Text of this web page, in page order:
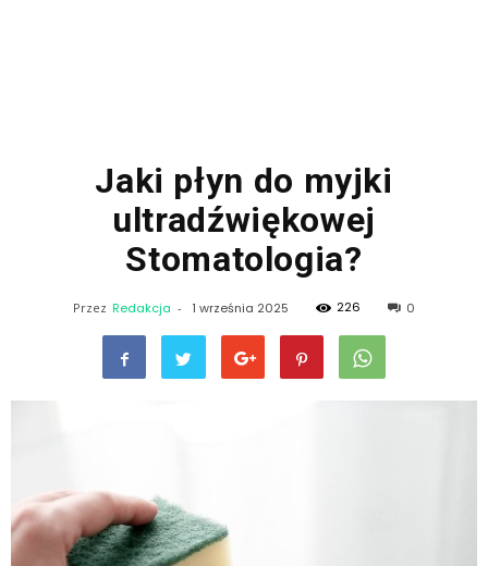
Jaki płyn do myjki
ultradźwiękowej
Stomatologia?
Przez Redakcja - 1 września 2025 226 0